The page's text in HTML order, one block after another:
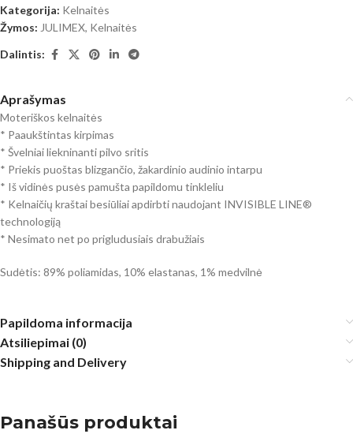
Kategorija: Kelnaitės
Žymos: JULIMEX, Kelnaitės
Dalintis:
Aprašymas
Moteriškos kelnaitės
* Paaukštintas kirpimas
* Švelniai liekninanti pilvo sritis
* Priekis puoštas blizgančio, žakardinio audinio intarpu
* Iš vidinės pusės pamušta papildomu tinkleliu
* Kelnaičių kraštai besiūliai apdirbti naudojant INVISIBLE LINE®
technologiją
* Nesimato net po prigludusiais drabužiais
Sudėtis: 89% poliamidas, 10% elastanas, 1% medvilnė
Papildoma informacija
Atsiliepimai (0)
Shipping and Delivery
Panašūs produktai